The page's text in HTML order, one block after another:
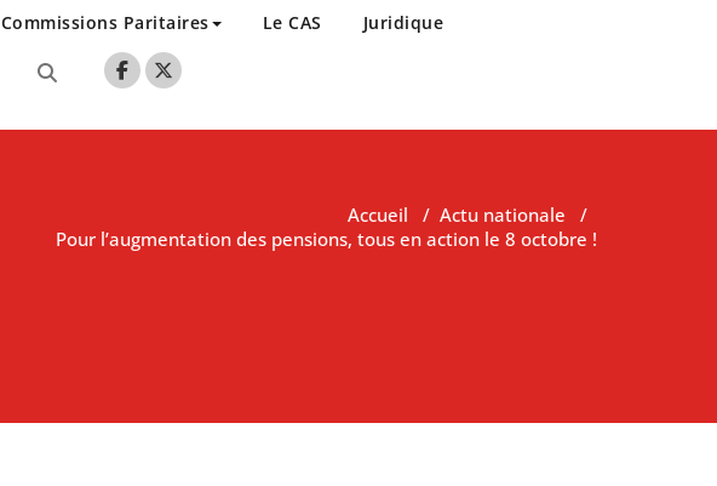
Commissions Paritaires Le CAS Juridique
Accueil / Actu nationale /
Pour l’augmentation des pensions, tous en action le 8 octobre !